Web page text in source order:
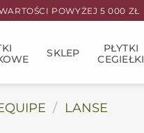
POWYŻEJ 5 000 ZŁ
SKLEP
PŁYTKI
CEGIEŁKI
/ LANSE